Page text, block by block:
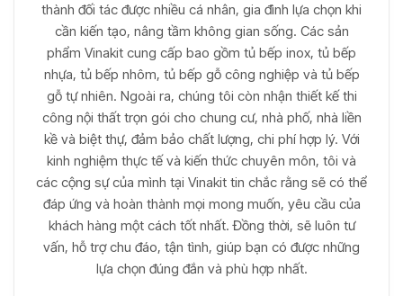
thành đối tác được nhiều cá nhân, gia đình lựa chọn khi
cần kiến tạo, nâng tầm không gian sống. Các sản
phẩm Vinakit cung cấp bao gồm tủ bếp inox, tủ bếp
nhựa, tủ bếp nhôm, tủ bếp gỗ công nghiệp và tủ bếp
gỗ tự nhiên. Ngoài ra, chúng tôi còn nhận thiết kế thi
công nội thất trọn gói cho chung cư, nhà phố, nhà liền
kề và biệt thự, đảm bảo chất lượng, chi phí hợp lý. Với
kinh nghiệm thực tế và kiến thức chuyên môn, tôi và
các cộng sự của mình tại Vinakit tin chắc rằng sẽ có thể
đáp ứng và hoàn thành mọi mong muốn, yêu cầu của
khách hàng một cách tốt nhất. Đồng thời, sẽ luôn tư
vấn, hỗ trợ chu đáo, tận tình, giúp bạn có được những
lựa chọn đúng đắn và phù hợp nhất.